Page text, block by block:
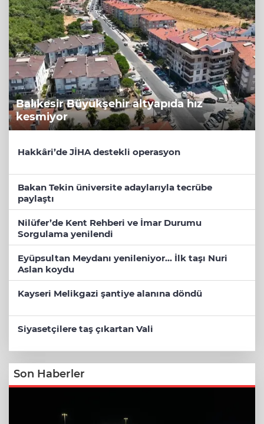
Balıkesir Büyükşehir altyapıda hız
kesmiyor
Hakkâri’de JİHA destekli operasyon
Bakan Tekin üniversite adaylarıyla tecrübe
paylaştı
Nilüfer’de Kent Rehberi ve İmar Durumu
Sorgulama yenilendi
Eyüpsultan Meydanı yenileniyor... İlk taşı Nuri
Aslan koydu
Kayseri Melikgazi şantiye alanına döndü
Siyasetçilere taş çıkartan Vali
Son Haberler